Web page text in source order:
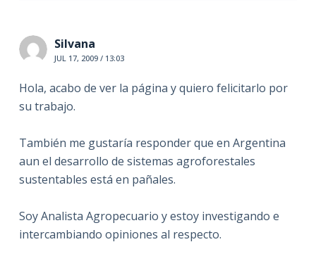
Silvana
JUL 17, 2009 / 13:03
Hola, acabo de ver la página y quiero felicitarlo por
su trabajo.
También me gustaría responder que en Argentina
aun el desarrollo de sistemas agroforestales
sustentables está en pañales.
Soy Analista Agropecuario y estoy investigando e
intercambiando opiniones al respecto.